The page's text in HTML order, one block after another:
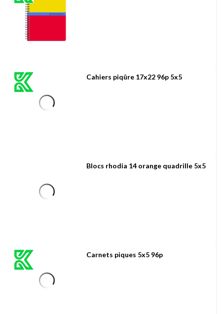
Cahiers piqûre 17x22 96p 5x5
Blocs rhodia 14 orange quadrille 5x5
Carnets piques 5x5 96p